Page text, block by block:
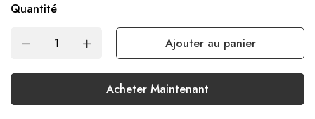
Quantité
Ajouter au panier
Acheter Maintenant